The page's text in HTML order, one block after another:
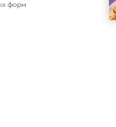
форм